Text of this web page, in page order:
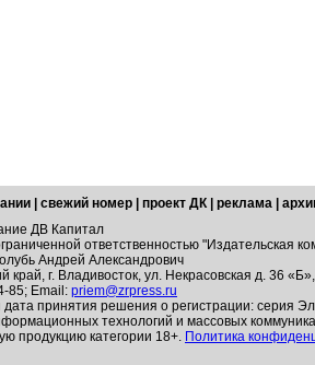
свежий номер проект ДК реклама
ДВ Капитал
ответственностью "Издательская
Андрей Александрович
край, г. Владивосток, ул. Некрасовская д. 36
85; Email: priem@zrpress.ru
дата принятия решения о регистрации: серия
технологий и массовых
продукцию категории 18+. Политика